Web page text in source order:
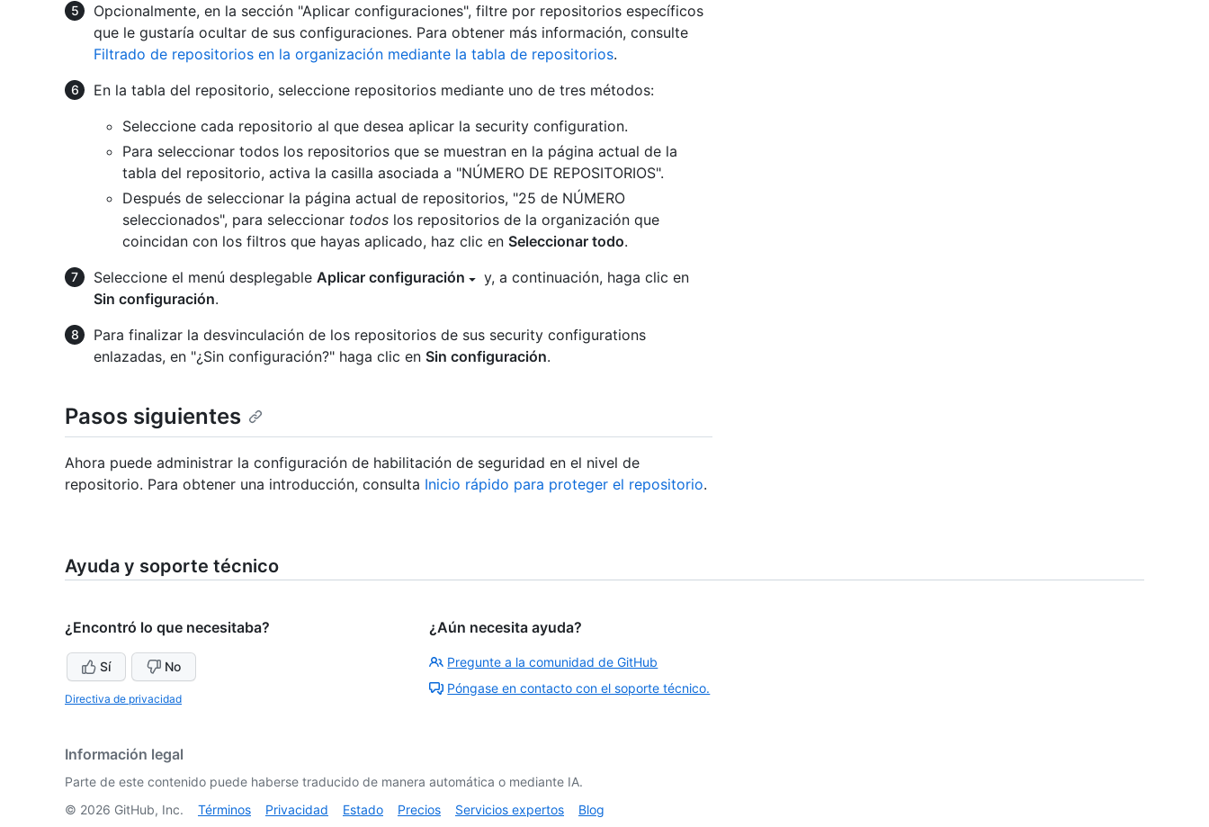
Opcionalmente, en la sección "Aplicar configuraciones", filtre por repositorios específicos
que le gustaría ocultar de sus configuraciones. Para obtener más información, consulte
Filtrado de repositorios en la organización mediante la tabla de repositorios.
En la tabla del repositorio, seleccione repositorios mediante uno de tres métodos:
Seleccione cada repositorio al que desea aplicar la security configuration.
Para seleccionar todos los repositorios que se muestran en la página actual de la
tabla del repositorio, activa la casilla asociada a "NÚMERO DE REPOSITORIOS".
Después de seleccionar la página actual de repositorios, "25 de NÚMERO
seleccionados", para seleccionar todos los repositorios de la organización que
coincidan con los filtros que hayas aplicado, haz clic en Seleccionar todo.
Seleccione el menú desplegable Aplicar configuración
y, a continuación, haga clic en
Sin configuración.
Para finalizar la desvinculación de los repositorios de sus security configurations
enlazadas, en "¿Sin configuración?" haga clic en Sin configuración.
Pasos siguientes
Ahora puede administrar la configuración de habilitación de seguridad en el nivel de
repositorio. Para obtener una introducción, consulta Inicio rápido para proteger el repositorio.
Ayuda y soporte técnico
¿Encontró lo que necesitaba?
Sí No
Directiva de privacidad
¿Aún necesita ayuda?
Pregunte a la comunidad de GitHub
Póngase en contacto con el soporte técnico.
Información legal
Parte de este contenido puede haberse traducido de manera automática o mediante IA.
© 2026 GitHub, Inc. Términos Privacidad Estado Precios Servicios expertos Blog